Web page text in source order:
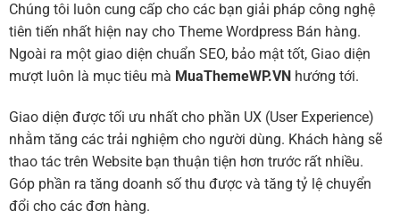
Chúng tôi luôn cung cấp cho các bạn giải pháp công nghệ
tiên tiến nhất hiện nay cho Theme Wordpress Bán hàng.
Ngoài ra một giao diện chuẩn SEO, bảo mật tốt, Giao diện
mượt luôn là mục tiêu mà MuaThemeWP.VN hướng tới.
Giao diện được tối ưu nhất cho phần UX (User Experience)
nhằm tăng các trải nghiệm cho người dùng. Khách hàng sẽ
thao tác trên Website bạn thuận tiện hơn trước rất nhiều.
Góp phần ra tăng doanh số thu được và tăng tỷ lệ chuyển
đổi cho các đơn hàng.